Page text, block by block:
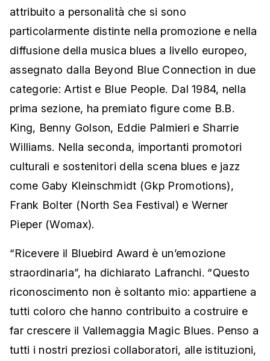
attribuito a personalità che si sono
particolarmente distinte nella promozione e nella
diffusione della musica blues a livello europeo,
assegnato dalla Beyond Blue Connection in due
categorie: Artist e Blue People. Dal 1984, nella
prima sezione, ha premiato figure come B.B.
King, Benny Golson, Eddie Palmieri e Sharrie
Williams. Nella seconda, importanti promotori
culturali e sostenitori della scena blues e jazz
come Gaby Kleinschmidt (Gkp Promotions),
Frank Bolter (North Sea Festival) e Werner
Pieper (Womax).
“Ricevere il Bluebird Award è un’emozione
straordinaria”, ha dichiarato Lafranchi. “Questo
riconoscimento non è soltanto mio: appartiene a
tutti coloro che hanno contribuito a costruire e
far crescere il Vallemaggia Magic Blues. Penso a
tutti i nostri preziosi collaboratori, alle istituzioni,